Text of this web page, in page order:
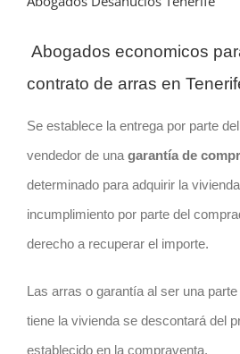
Abogados economicos
contrato de arras en
Se establece la entrega por parte
vendedor de una garantía de
determinado para adquirir la
incumplimiento por parte del
derecho a recuperar el importe.
Las arras o garantía al ser una
tiene la vivienda se descontará del
establecido en la compraventa.